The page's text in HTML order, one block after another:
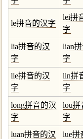
le拼音的汉字
lei拼
字
lia拼音的汉
字
lian
字
lie拼音的汉
字
lin拼
字
long拼音的汉
字
lou拼
字
luan拼音的汉
lue拼